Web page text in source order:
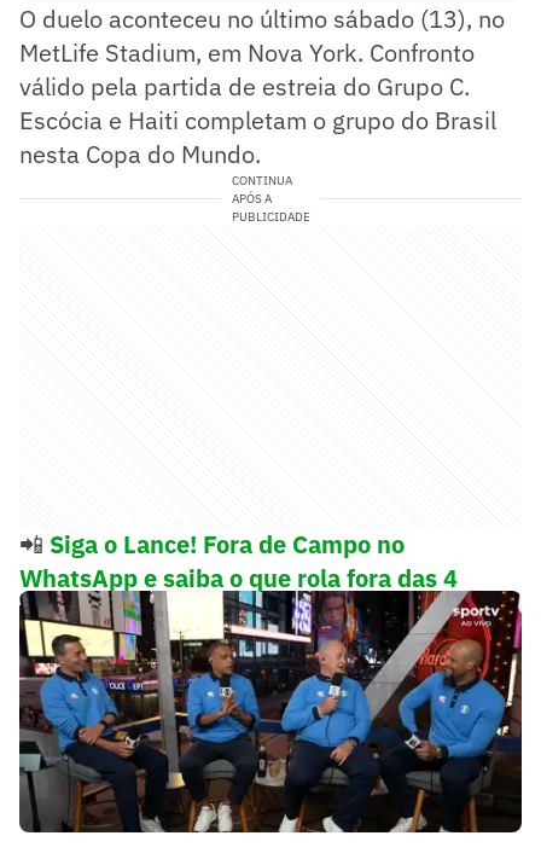
O duelo aconteceu no último sábado (13), no
MetLife Stadium, em Nova York. Confronto
válido pela partida de estreia do Grupo C.
Escócia e Haiti completam o grupo do Brasil
nesta Copa do Mundo.
CONTINUA
APÓS A
PUBLICIDADE
📲 Siga o Lance! Fora de Campo no
WhatsApp e saiba o que rola fora das 4
linhas